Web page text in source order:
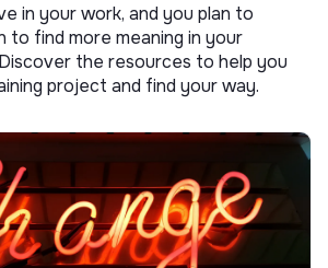
in your work, and you plan to
to find more meaning in your
the resources to help you
project and find your way.